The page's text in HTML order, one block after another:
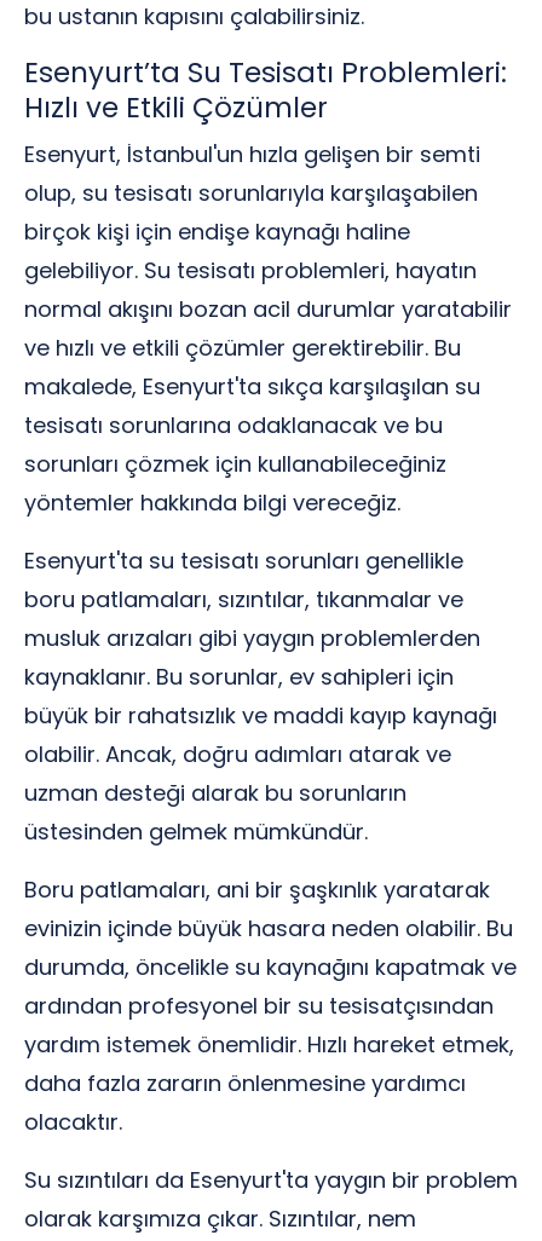
bu ustanın kapısını çalabilirsiniz.
Esenyurt’ta Su Tesisatı Problemleri:
Hızlı ve Etkili Çözümler
Esenyurt, İstanbul'un hızla gelişen bir semti
olup, su tesisatı sorunlarıyla karşılaşabilen
birçok kişi için endişe kaynağı haline
gelebiliyor. Su tesisatı problemleri, hayatın
normal akışını bozan acil durumlar yaratabilir
ve hızlı ve etkili çözümler gerektirebilir. Bu
makalede, Esenyurt'ta sıkça karşılaşılan su
tesisatı sorunlarına odaklanacak ve bu
sorunları çözmek için kullanabileceğiniz
yöntemler hakkında bilgi vereceğiz.
Esenyurt'ta su tesisatı sorunları genellikle
boru patlamaları, sızıntılar, tıkanmalar ve
musluk arızaları gibi yaygın problemlerden
kaynaklanır. Bu sorunlar, ev sahipleri için
büyük bir rahatsızlık ve maddi kayıp kaynağı
olabilir. Ancak, doğru adımları atarak ve
uzman desteği alarak bu sorunların
üstesinden gelmek mümkündür.
Boru patlamaları, ani bir şaşkınlık yaratarak
evinizin içinde büyük hasara neden olabilir. Bu
durumda, öncelikle su kaynağını kapatmak ve
ardından profesyonel bir su tesisatçısından
yardım istemek önemlidir. Hızlı hareket etmek,
daha fazla zararın önlenmesine yardımcı
olacaktır.
Su sızıntıları da Esenyurt'ta yaygın bir problem
olarak karşımıza çıkar. Sızıntılar, nem